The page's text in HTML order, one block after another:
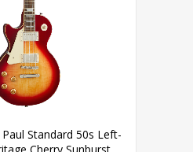
Standard 50s Left-